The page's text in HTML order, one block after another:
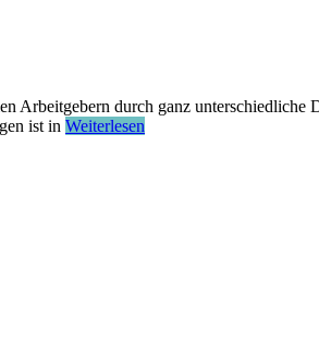
durch ganz unterschiedliche
ist in Weiterlesen